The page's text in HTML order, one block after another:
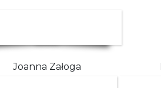
Joanna Załoga